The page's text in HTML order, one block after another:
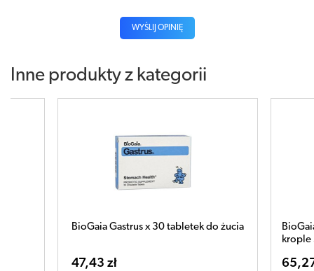
WYŚLIJ OPINIĘ
Inne produkty z kategorii
BioGaia ProTectis Baby probiotyczne
65,27 zł